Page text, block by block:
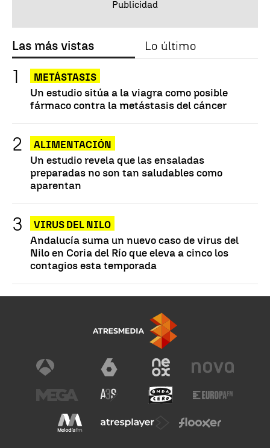
Las más vistas Lo último
METÁSTASIS
Un estudio sitúa a la viagra como posible
fármaco contra la metástasis del cáncer
ALIMENTACIÓN
Un estudio revela que las ensaladas
preparadas no son tan saludables como
aparentan
VIRUS DEL NILO
Andalucía suma un nuevo caso de virus del
Nilo en Coria del Río que eleva a cinco los
contagios esta temporada